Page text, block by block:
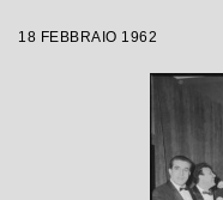
18 FEBBRAIO 1962